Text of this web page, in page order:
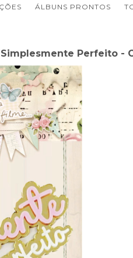
ÁLBUNS PRONTOS
Perfeito -